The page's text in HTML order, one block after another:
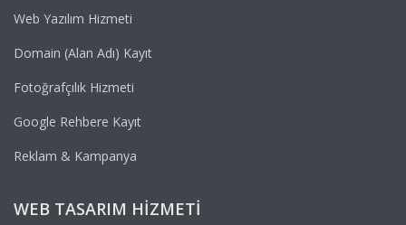
Web Yazılım Hizmeti
Domain (Alan Adı) Kayıt
Fotoğrafçılık Hizmeti
Google Rehbere Kayıt
Reklam & Kampanya
WEB TASARIM HIZMETI